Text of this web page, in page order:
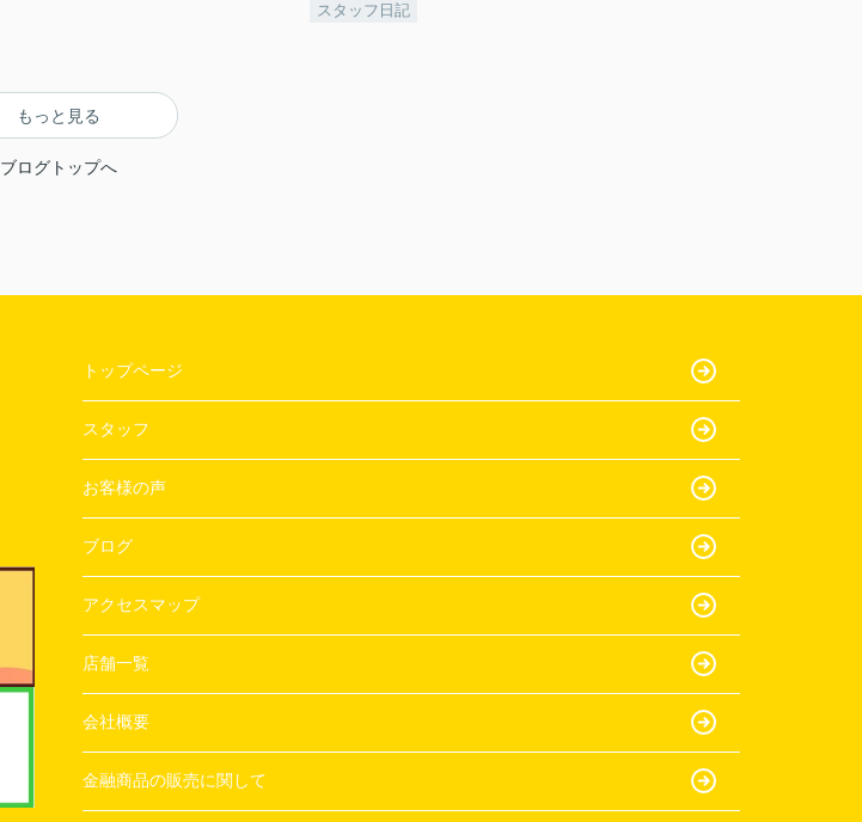
スタッフ日記
もっと見る
ブログトップへ
トップページ
スタッフ
お客様の声
ブログ
アクセスマップ
店舗一覧
会社概要
金融商品の販売に関して